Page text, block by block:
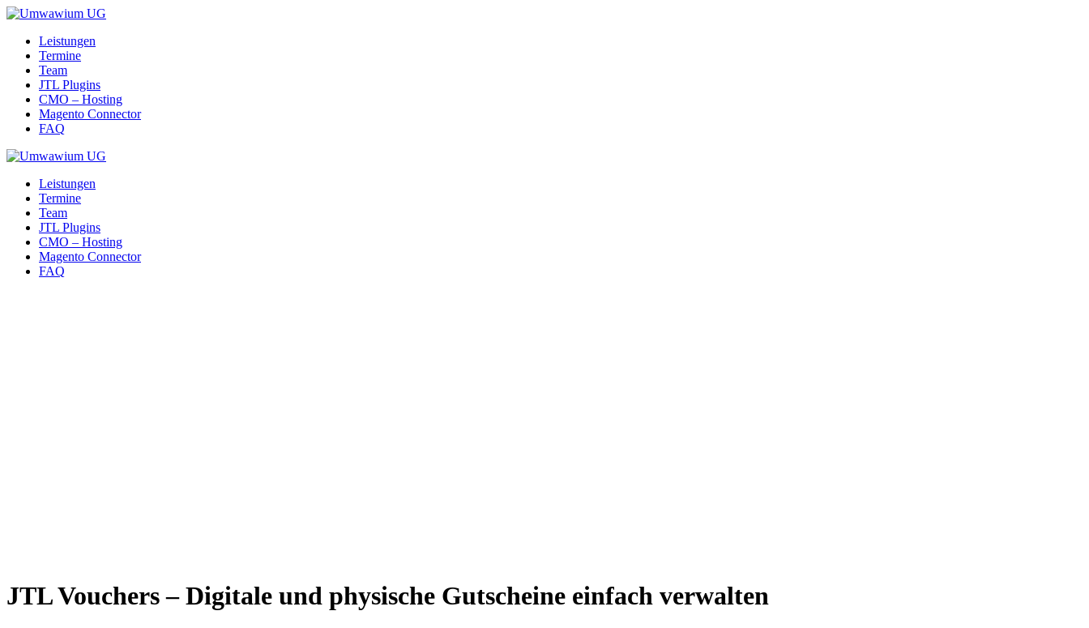
Skip
contentLeistungen
Termine
Team
JTL Plugins
CMO – Hosting
Magento Connector
FAQ
Leistungen
Termine
Team
JTL Plugins
CMO – Hosting
Magento Connector
FAQ
JTL Vouchers – Digitale und physische Gutscheine einfach verwalten